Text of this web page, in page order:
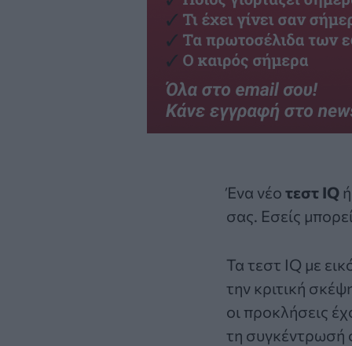
Ένα νέο τεστ IQ
σας. Εσείς
Τα τεστ IQ με
την κριτική
οι προκλήσεις
τη συγκέντρωσή